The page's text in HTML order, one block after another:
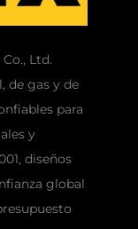
Ltd.
de gas y de
para
y
diseños
global